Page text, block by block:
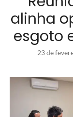
alinha
esgoto
23 de